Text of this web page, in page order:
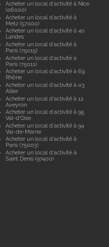
Acheter un local d'activité à Nice
(06000)
Acheter un local d'activité à
Metz (57000)
Acheter un local d'activité à 40
Landes
Acheter un local d'activité à
Paris (75015)
Acheter un local d'activité à
Paris (75011)
Acheter un local d'activité à 69
Rhône
Acheter un local d'activité à 03
Allier
Acheter un local d'activité à 12
Aveyron
Acheter un local d'activité à 95
Val-d'Oise
Acheter un local d'activité à 94
Val-de-Marne
Acheter un local d'activité à
Paris (75003)
Acheter un local d'activité à
Saint Denis (97400)